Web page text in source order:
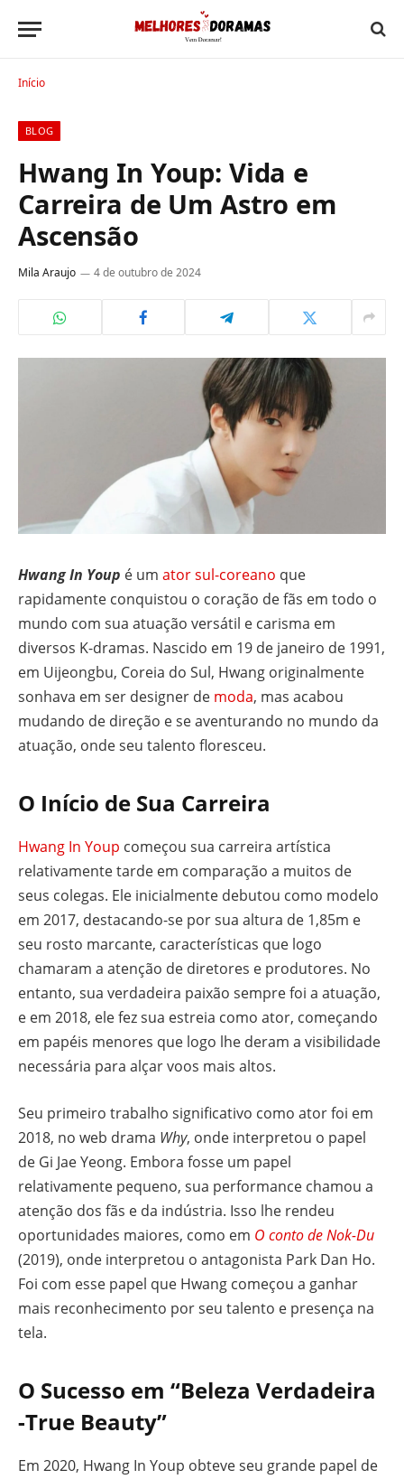
Início
BLOG
Hwang In Youp: Vida e
Carreira de Um Astro em
Ascensão
Mila Araujo 4 de outubro de 2024
Hwang In Youp é um ator sul-coreano que
rapidamente conquistou o coração de fãs em todo o
mundo com sua atuação versátil e carisma em
diversos K-dramas. Nascido em 19 de janeiro de 1991,
em Uijeongbu, Coreia do Sul, Hwang originalmente
sonhava em ser designer de moda, mas acabou
mudando de direção e se aventurando no mundo da
atuação, onde seu talento floresceu.
O Início de Sua Carreira
Hwang In Youp começou sua carreira artística
relativamente tarde em comparação a muitos de
seus colegas. Ele inicialmente debutou como modelo
em 2017, destacando-se por sua altura de 1,85m e
seu rosto marcante, características que logo
chamaram a atenção de diretores e produtores. No
entanto, sua verdadeira paixão sempre foi a atuação,
e em 2018, ele fez sua estreia como ator, começando
em papéis menores que logo lhe deram a visibilidade
necessária para alçar voos mais altos.
Seu primeiro trabalho significativo como ator foi em
2018, no web drama Why, onde interpretou o papel
de Gi Jae Yeong. Embora fosse um papel
relativamente pequeno, sua performance chamou a
atenção dos fãs e da indústria. Isso lhe rendeu
oportunidades maiores, como em O conto de Nok-Du
(2019), onde interpretou o antagonista Park Dan Ho.
Foi com esse papel que Hwang começou a ganhar
mais reconhecimento por seu talento e presença na
tela.
O Sucesso em “Beleza Verdadeira
-True Beauty”
Em 2020, Hwang In Youp obteve seu grande papel de